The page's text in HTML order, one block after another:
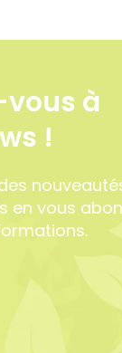
à
!
en vous